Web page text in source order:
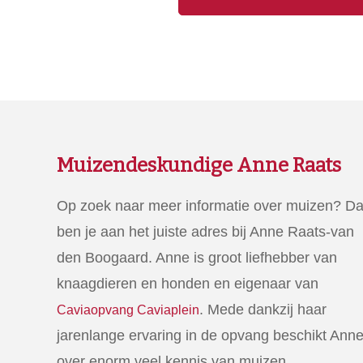
Muizendeskundige Anne Raats
Op zoek naar meer informatie over muizen?
ben je aan het juiste adres bij Anne Raats-van
den Boogaard. Anne is groot liefhebber van
knaagdieren en honden en eigenaar van
Caviaopvang Caviaplein. Mede dankzij haar
jarenlange ervaring in de opvang beschikt Anne